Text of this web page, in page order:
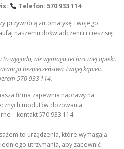
Telefon: 570 933 114
przywrócą automatykę Twojego
naszemu doświadczeniu i ciesz się
wygoda, ale wymaga technicznej opieki.
bezpieczeństwa Twojej kąpieli.
570 933 114.
firma zapewnia naprawy na
modułów dozowania
– kontakt 570 933 114
to urządzenia, które wymagają
utrzymania, aby zapewnić